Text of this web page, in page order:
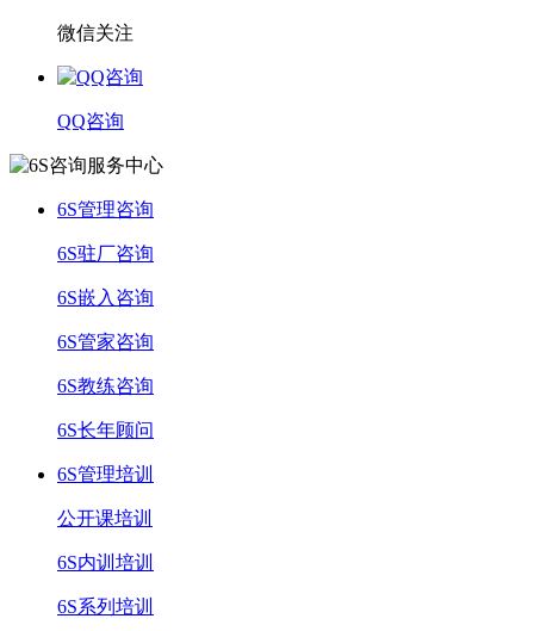
微信关注
QQ咨询
6S管理咨询
6S驻厂咨询
6S嵌入咨询
6S管家咨询
6S教练咨询
6S长年顾问
6S管理培训
公开课培训
6S内训培训
6S系列培训